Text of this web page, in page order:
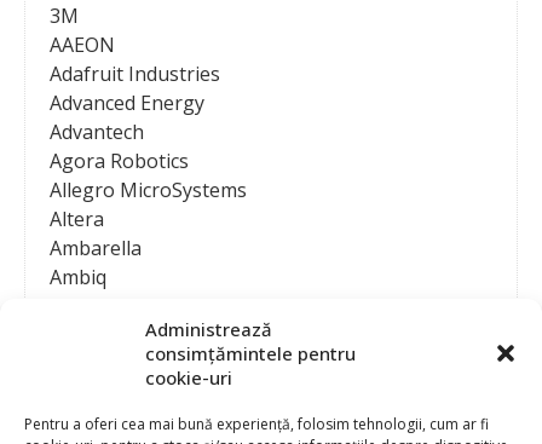
Administrează
consimțămintele pentru
cookie-uri
Pentru a oferi cea mai bună experiență, folosim tehnologii, cum ar fi
3M
AAEON
Adafruit Industries
Advanced Energy
Advantech
Agora Robotics
Allegro MicroSystems
Altera
Ambarella
Ambiq
Analog Devices
Anritsu Corporation
Ansys